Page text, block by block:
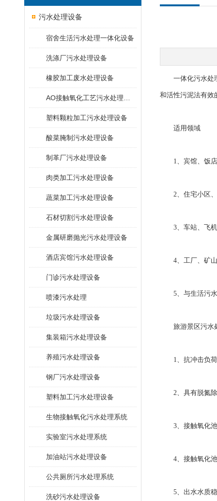
污水处理设备
宿舍生活污水处理一体化设备
洗涤厂污水处理设备
橡胶加工废水处理设备
塑料颗粒加工污水处理设备
酸菜腌制污水处理设备
制革厂污水处理设备
肉类加工污水处理设备
蔬菜加工污水处理设备
石材切割污水处理设备
金属研磨抛光污水处理设备
酒店宾馆污水处理设备
门诊污水处理设备
喷漆污水处理
垃圾污水处理设备
集装箱污水处理设备
养殖污水处理设备
钢厂污水处理设备
塑料加工污水处理设备
生物接触氧化污水处理系统
​实验室污水处理系统
加油站污水处理设备
公共厕所污水处理系统
洗砂污水处理设备
一体化污水处理
和活性污泥法有效
适用领域
1、宾馆、饭店
2、住宅小区、
3、车站、飞机
4、工厂、矿山
5、与生活污水
旅游景区污水
1、抗冲击负荷
2、具有脱氮除
3、接触氧化池
4、接触氧化池
5、出水水质稳